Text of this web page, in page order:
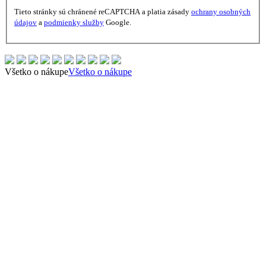
Tieto stránky sú chránené reCAPTCHA a platia zásady ochrany osobných
údajov a podmienky služby Google.
Všetko o nákupeVšetko o nákupe